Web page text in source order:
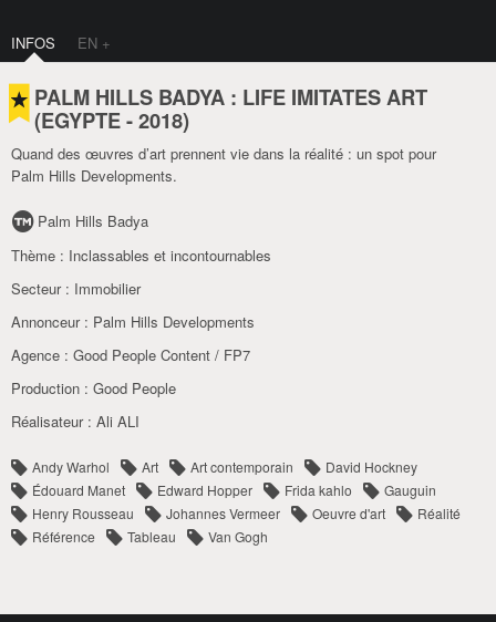
INFOS EN +
PALM HILLS BADYA : LIFE IMITATES ART
(EGYPTE-2018)
Quand des œuvres d’art prennent vie dans la réalité : un spot pour
Palm Hills Developments.
Palm Hills Badya
Thème : Inclassables et incontournables
Secteur : Immobilier
Annonceur : Palm Hills Developments
Agence : Good People Content​​ / ​​FP7
Production : Good People
Réalisateur : Ali ALI
Andy Warhol Art Art contemporain
David Hockney
Édouard Manet
Edward Hopper Frida kahlo
Gauguin
Henry Rousseau
Johannes Vermeer Oeuvre d'art
Réalité
Référence
Tableau Van Gogh